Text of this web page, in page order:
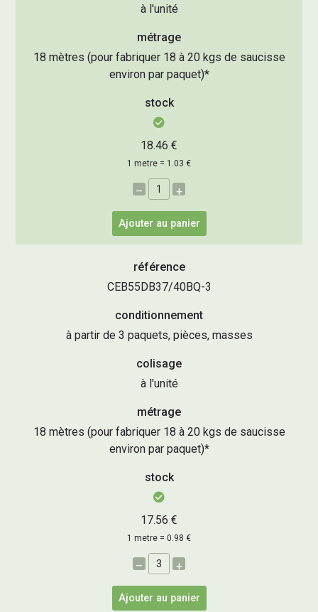
à l'unité
métrage
18 mètres (pour fabriquer 18 à 20 kgs de saucisse
environ par paquet)*
stock
18.46 €
1 metre = 1.03 €
– +
Ajouter au panier
référence
CEB55DB37/40BQ-3
conditionnement
à partir de 3 paquets, pièces, masses
colisage
à l'unité
métrage
18 mètres (pour fabriquer 18 à 20 kgs de saucisse
environ par paquet)*
stock
17.56 €
1 metre = 0.98 €
– +
Ajouter au panier